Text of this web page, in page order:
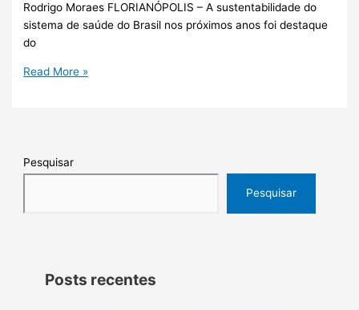
Rodrigo Moraes FLORIANÓPOLIS – A sustentabilidade do
sistema de saúde do Brasil nos próximos anos foi destaque
do
Read More »
Pesquisar
Pesquisar
Posts recentes